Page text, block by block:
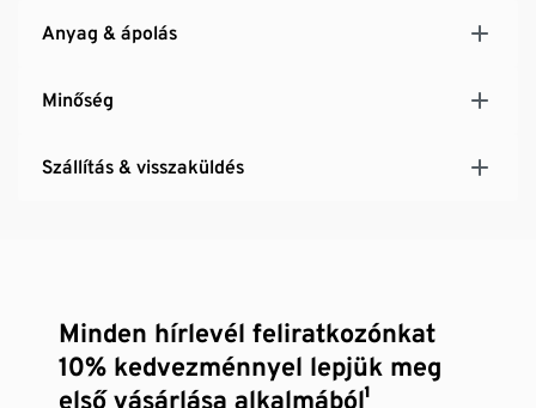
Anyag & ápolás
Minőség
Szállítás & visszaküldés
Minden hírlevél feliratkozónkat
10% kedvezménnyel lepjük meg
első vásárlása alkalmából¹